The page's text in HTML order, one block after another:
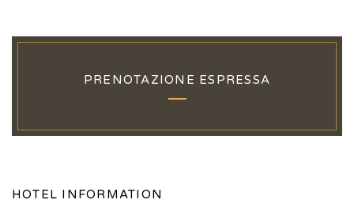
PRENOTAZIONE ESPRESSA
HOTEL INFORMATION